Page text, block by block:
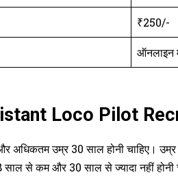
₹250/-
ऑनलाइन
Loco Pilot
अधिकतम उम्र 30 साल होनी चाहिए।
साल से कम और 30 साल से ज्यादा नहीं